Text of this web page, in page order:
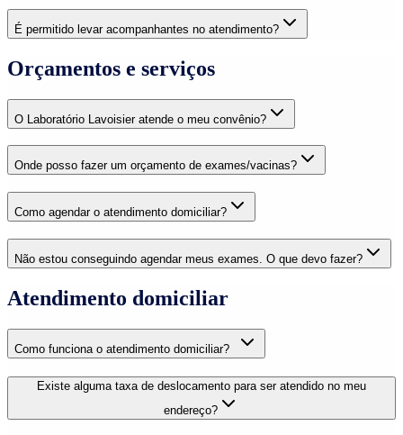
É permitido levar acompanhantes no atendimento?
Orçamentos e serviços
O Laboratório Lavoisier atende o meu convênio?
Onde posso fazer um orçamento de exames/vacinas?
Como agendar o atendimento domiciliar?
Não estou conseguindo agendar meus exames. O que devo fazer?
Atendimento domiciliar
Como funciona o atendimento domiciliar?
Existe alguma taxa de deslocamento para ser atendido no meu
endereço?